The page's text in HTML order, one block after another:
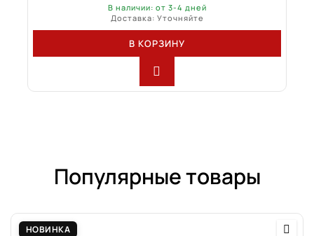
В наличии: от 3-4 дней
Доставка: Уточняйте
В КОРЗИНУ
Популярные товары
НОВИНКА